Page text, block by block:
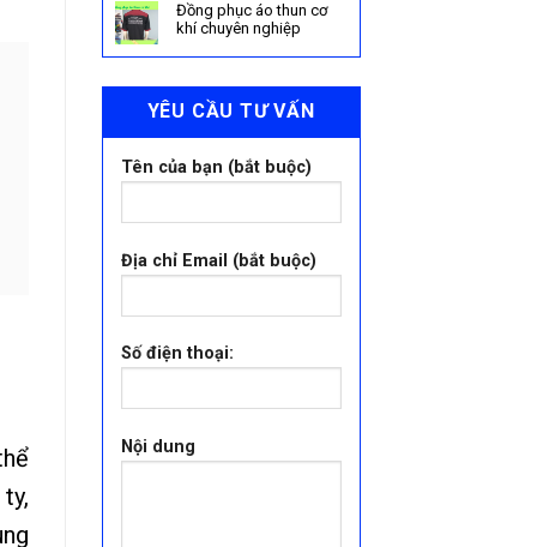
Đồng phục áo thun cơ
khí chuyên nghiệp
YÊU CẦU TƯ VẤN
Tên của bạn (bắt buộc)
Địa chỉ Email (bắt buộc)
Số điện thoại:
Nội dung